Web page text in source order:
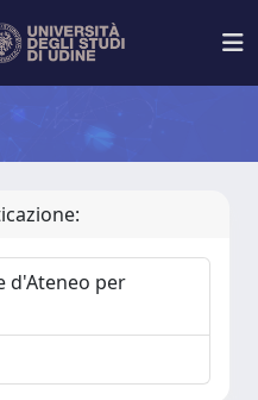
d'Ateneo per